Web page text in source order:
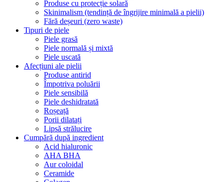
Produse cu protecție solară
Skinimalism (tendință de îngrijire minimală a pielii)
Fără deșeuri (zero waste)
Tipuri de piele
Piele grasă
Piele normală și mixtă
Piele uscată
Afecțiuni ale pielii
Produse antirid
Împotriva poluării
Piele sensibilă
Piele deshidratată
Roșeață
Porii dilatați
Lipsă strălucire
Cumpără după ingredient
Acid hialuronic
AHA BHA
Aur coloidal
Ceramide